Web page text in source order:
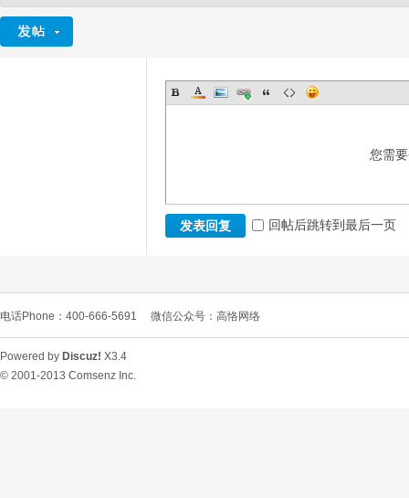
您需
发表回复 回帖后跳转到最后一页
电话Phone：400-666-5691 微信公众号：高恪网络
Powered by Discuz! X3.4
© 2001-2013 Comsenz Inc.